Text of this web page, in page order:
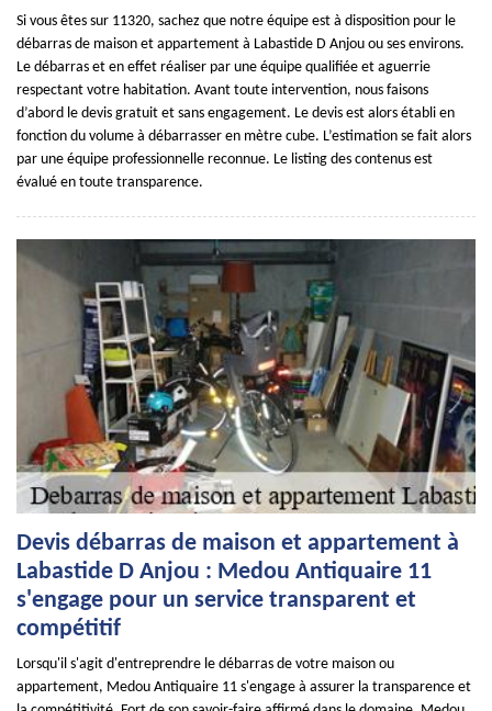
Si vous êtes sur 11320, sachez que notre équipe est à disposition pour le
débarras de maison et appartement à Labastide D Anjou ou ses environs.
Le débarras et en effet réaliser par une équipe qualifiée et aguerrie
respectant votre habitation. Avant toute intervention, nous faisons
d’abord le devis gratuit et sans engagement. Le devis est alors établi en
fonction du volume à débarrasser en mètre cube. L’estimation se fait alors
par une équipe professionnelle reconnue. Le listing des contenus est
évalué en toute transparence.
Devis débarras de maison et appartement à
Labastide D Anjou : Medou Antiquaire 11
s'engage pour un service transparent et
compétitif
Lorsqu'il s'agit d'entreprendre le débarras de votre maison ou
appartement, Medou Antiquaire 11 s'engage à assurer la transparence et